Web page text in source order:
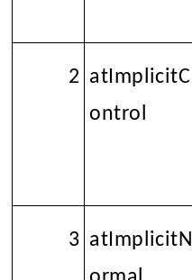
2 atImplicitC
ontrol
3 atImplicitN